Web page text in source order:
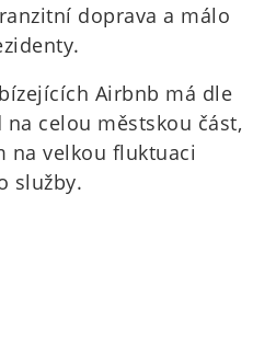
doprava a málo
Airbnb má dle
celou městskou část,
na velkou fluktuaci
služby.